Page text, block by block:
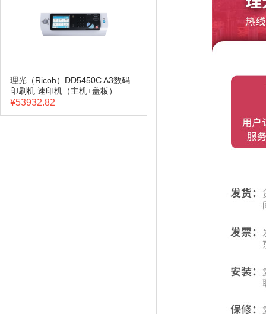
理光（Ricoh）DD5450C A3数码
印刷机 速印机（主机+盖板）
¥53932.82